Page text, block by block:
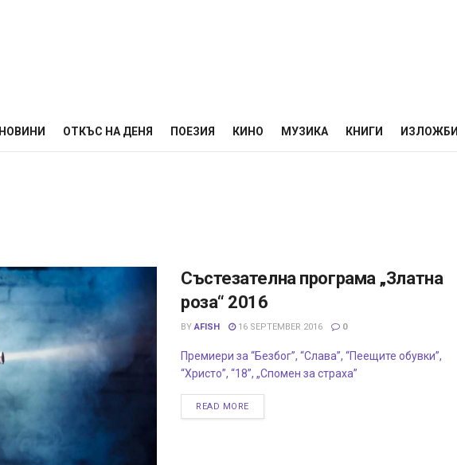
НОВИНИ ОТКЪС НА ДЕНЯ ПОЕЗИЯ КИНО МУЗИКА КНИГИ ИЗЛОЖБИ
Състезателна програма „Златна
роза“ 2016
BY AFISH 16 SEPTEMBER 2016 0
Премиери за “Безбог”, “Слава”, “Пеещите обувки”,
“Христо”, “18”, „Спомен за страха”
READ MORE